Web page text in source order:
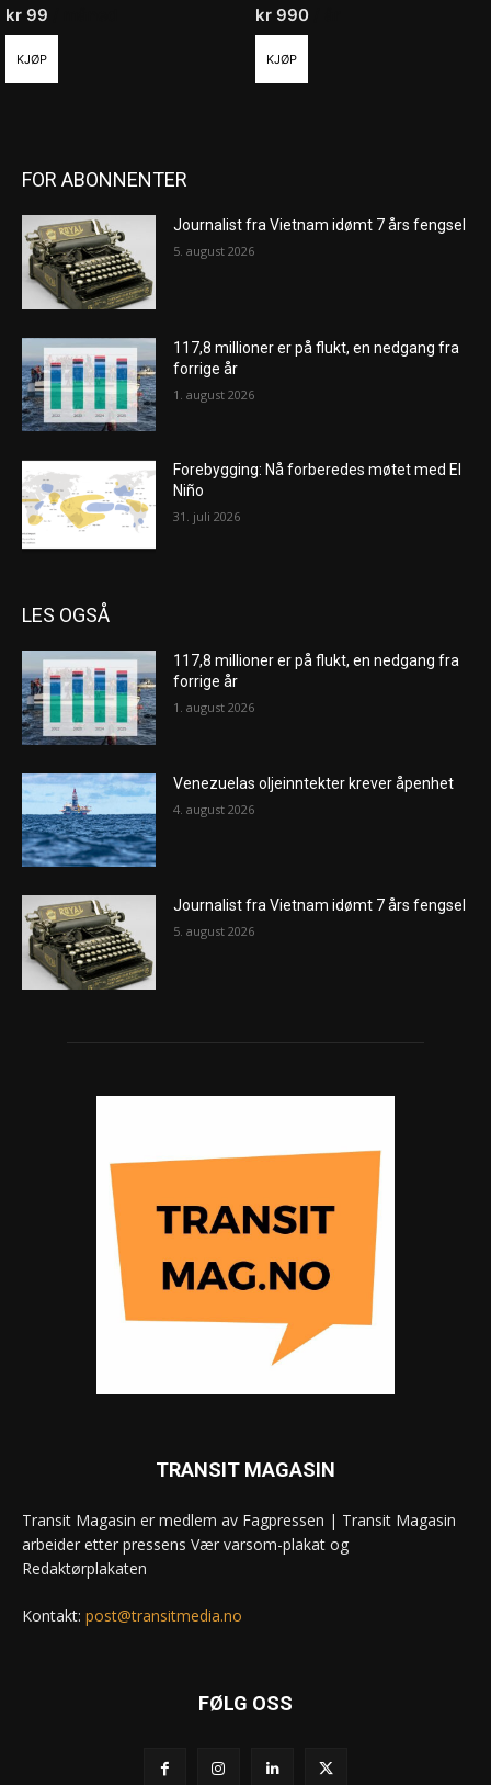
kr 99
KJØP
kr990
KJØP
FOR ABONNENTER
Journalist fra Vietnam idømt 7 års fengsel
5. august 2026
117,8 millioner er på flukt, en nedgang fra
forrige år
1. august 2026
Forebygging: Nå forberedes møtet med El
Niño
31. juli 2026
LES OGSÅ
117,8 millioner er på flukt, en nedgang fra
forrige år
1. august 2026
Venezuelas oljeinntekter krever åpenhet
4. august 2026
Journalist fra Vietnam idømt 7 års fengsel
5. august 2026
TRANSIT MAGASIN
Transit Magasin er medlem av Fagpressen | Transit Magasin
arbeider etter pressens Vær varsom-plakat og
Redaktørplakaten
Kontakt: post@transitmedia.no
FØLG OSS